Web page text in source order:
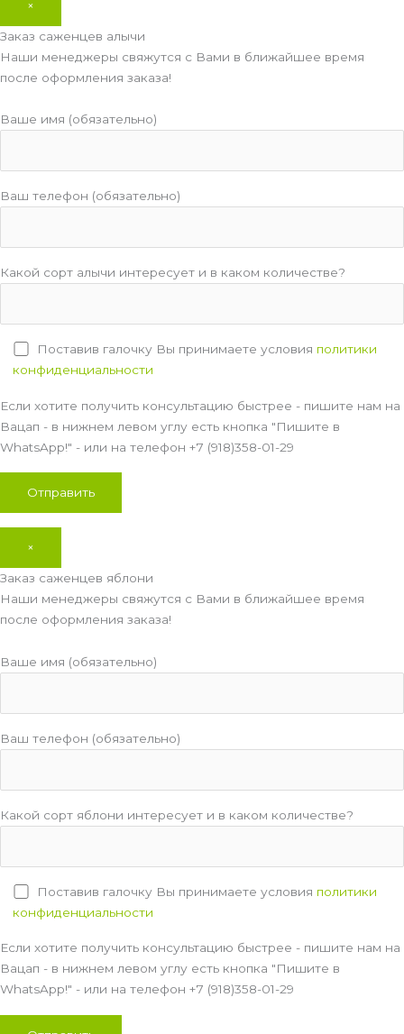
×
Заказ саженцев алычи
Наши менеджеры свяжутся с Вами в ближайшее время
после оформления заказа!
Ваше имя (обязательно)
Ваш телефон (обязательно)
Какой сорт алычи интересует и в каком количестве?
Поставив галочку Вы принимаете условия политики
конфиденциальности
Если хотите получить консультацию быстрее - пишите нам на
Вацап - в нижнем левом углу есть кнопка "Пишите в
WhatsApp!" - или на телефон +7 (918)358-01-29
×
Заказ саженцев яблони
Наши менеджеры свяжутся с Вами в ближайшее время
после оформления заказа!
Ваше имя (обязательно)
Ваш телефон (обязательно)
Какой сорт яблони интересует и в каком количестве?
Поставив галочку Вы принимаете условия политики
конфиденциальности
Если хотите получить консультацию быстрее - пишите нам на
Вацап - в нижнем левом углу есть кнопка "Пишите в
WhatsApp!" - или на телефон +7 (918)358-01-29